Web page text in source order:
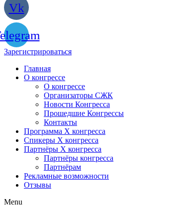
Vk
Зарегистрироваться
Главная
О конгрессе
О конгрессе
Организаторы СЖК
Новости Конгресса
Прошедшие Конгрессы
Контакты
Программа Х конгресса
Спикеры X конгресса
Партнёры X конгресса
Партнёры конгресса
Партнёрам
Рекламные возможности
Отзывы
Menu